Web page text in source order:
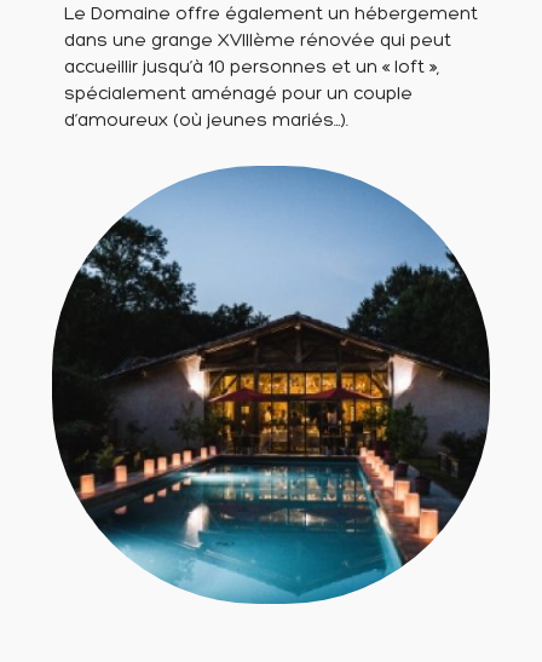
Le Domaine offre également un hébergement
dans une grange XVIIIème rénovée qui peut
accueillir jusqu’à 10 personnes et un « loft »,
spécialement aménagé pour un couple
d’amoureux (où jeunes mariés…).